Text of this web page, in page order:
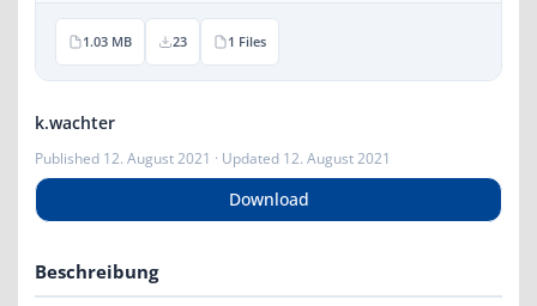
1.03 MB 23 1 Files
k.wachter
Published 12. August 2021 · Updated 12. August 2021
Download
Beschreibung